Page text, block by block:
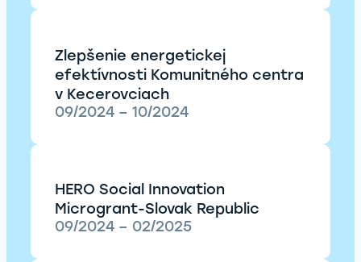
Zlepšenie energetickej
efektívnosti Komunitného centra
v Kecerovciach
09/2024 – 10/2024
HERO Social Innovation
Microgrant-Slovak Republic
09/2024 – 02/2025